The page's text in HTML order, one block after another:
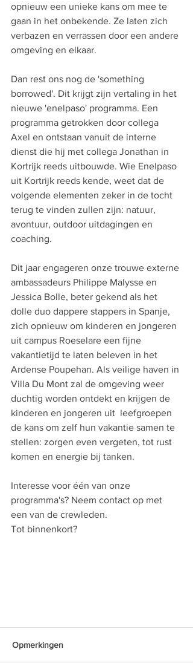
opnieuw een unieke kans om mee te
gaan in het onbekende. Ze laten zich
verbazen en verrassen door een andere
omgeving en elkaar.
Dan rest ons nog de 'something
borrowed'. Dit krijgt zijn vertaling in het
nieuwe 'enelpaso' programma. Een
programma getrokken door collega
Axel en ontstaan vanuit de interne
dienst die hij met collega Jonathan in
Kortrijk reeds uitbouwde. Wie Enelpaso
uit Kortrijk reeds kende, weet dat de
volgende elementen zeker in de tocht
terug te vinden zullen zijn: natuur,
avontuur, outdoor uitdagingen en
coaching.
Dit jaar engageren onze trouwe externe
ambassadeurs Philippe Malysse en
Jessica Bolle, beter gekend als het
dolle duo dappere stappers in Spanje,
zich opnieuw om kinderen en jongeren
uit campus Roeselare een fijne
vakantietijd te laten beleven in het
Ardense Poupehan. Als veilige haven in
Villa Du Mont zal de omgeving weer
duchtig worden ontdekt en krijgen de
kinderen en jongeren uit  leefgroepen
de kans om zelf hun vakantie samen te
stellen: zorgen even vergeten, tot rust
komen en energie bij tanken.
Interesse voor één van onze
programma's? Neem contact op met
een van de crewleden.
Tot binnenkort?
Opmerkingen